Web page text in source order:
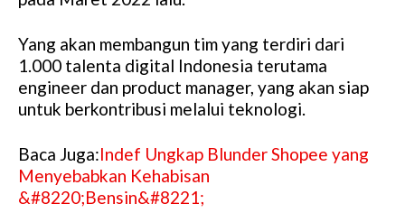
Yang akan membangun tim yang terdiri dari
1.000 talenta digital Indonesia terutama
engineer dan product manager, yang akan siap
untuk berkontribusi melalui teknologi.
Baca Juga:Indef Ungkap Blunder Shopee yang
Menyebabkan Kehabisan
&#8220;Bensin&#8221;